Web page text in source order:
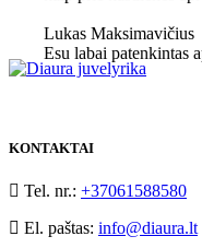
Lukas Maksimavičius
Esu labai patenkintas
KONTAKTAI
Tel. nr.: +37061588580
El. paštas: info@diaura.lt